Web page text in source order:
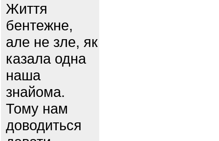
Життя
бентежне,
але не зле, як
казала одна
наша
знайома.
Тому нам
доводиться